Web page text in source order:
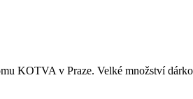
KOTVA v Praze. Velké množství